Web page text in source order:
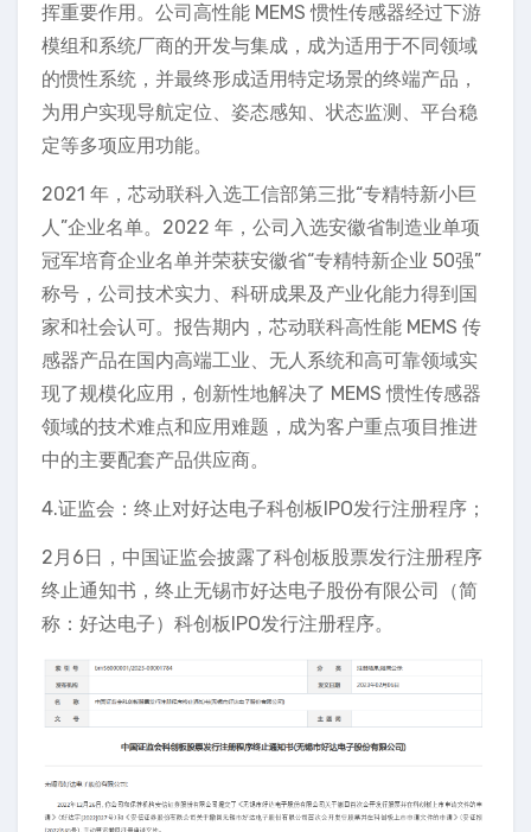
挥重要作用。公司高性能 MEMS 惯性传感器经过下游
模组和系统厂商的开发与集成，成为适用于不同领域
的惯性系统，并最终形成适用特定场景的终端产品，
为用户实现导航定位、姿态感知、状态监测、平台稳
定等多项应用功能。
2021 年，芯动联科入选工信部第三批“专精特新小巨
人”企业名单。2022 年，公司入选安徽省制造业单项
冠军培育企业名单并荣获安徽省“专精特新企业 50强”
称号，公司技术实力、科研成果及产业化能力得到国
家和社会认可。报告期内，芯动联科高性能 MEMS 传
感器产品在国内高端工业、无人系统和高可靠领域实
现了规模化应用，创新性地解决了 MEMS 惯性传感器
领域的技术难点和应用难题，成为客户重点项目推进
中的主要配套产品供应商。
4.证监会：终止对好达电子科创板IPO发行注册程序；
2月6日，中国证监会披露了科创板股票发行注册程序
终止通知书，终止无锡市好达电子股份有限公司（简
称：好达电子）科创板IPO发行注册程序。